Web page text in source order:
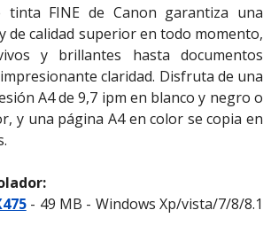
tinta FINE de Canon garantiza una
de calidad superior en todo momento,
y brillantes hasta documentos
claridad. Disfruta de una
A4 de 9,7 ipm en blanco y negro o
y una página A4 en color se copia en
- 49 MB - Windows Xp/vista/7/8/8.1